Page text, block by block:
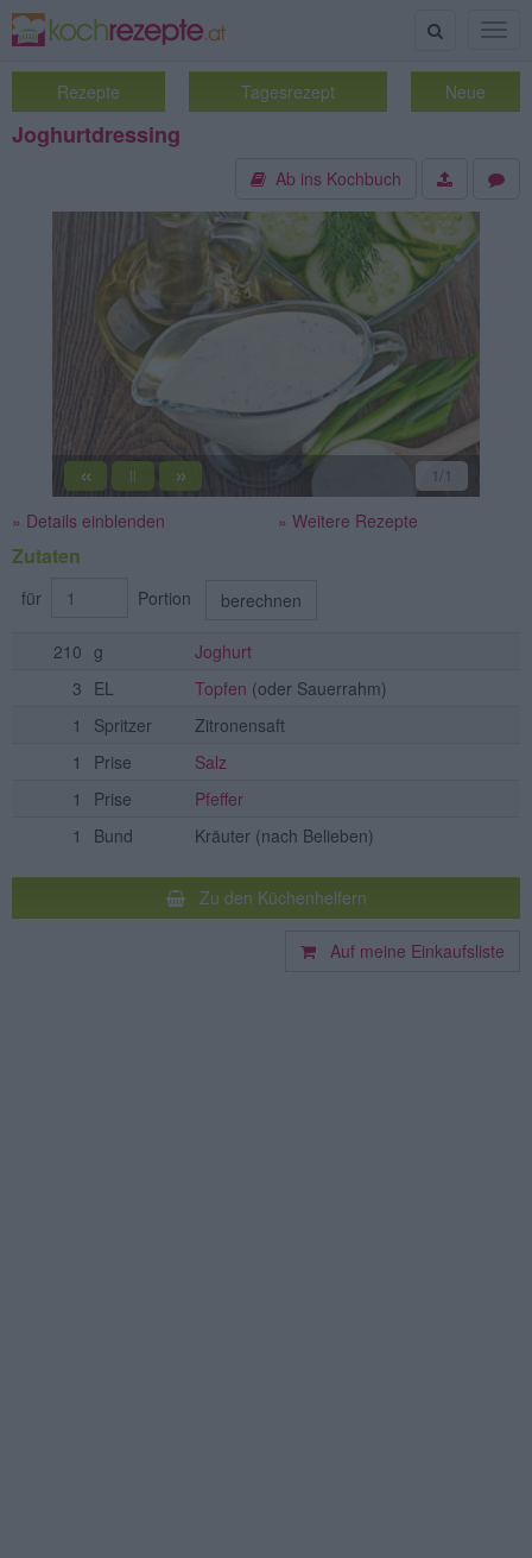
Suche
Rezepte Tagesrezept Neue
Joghurtdressing
Ab ins Kochbuch
« || » 1 /1
» Details einblenden » Weitere Rezepte
Zutaten
für Portion berechnen
210 g
Joghurt
3 EL Topfen (oder Sauerrahm)
1
Spritzer
Zitronensaft
1
Prise
Salz
1
Prise
Pfeffer
1
Bund Kräuter (nach Belieben)
Zu den Küchenhelfern
Auf meine Einkaufsliste